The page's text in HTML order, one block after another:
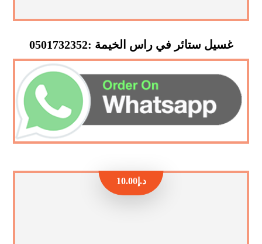
غسيل ستائر في راس الخيمة :0501732352
د.إ10.00